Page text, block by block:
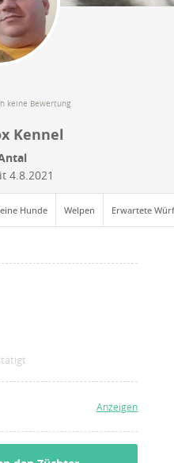
keine Bewertung
Kennel
4.8.2021
Hunde Welpen Erwartete
Anzeigen